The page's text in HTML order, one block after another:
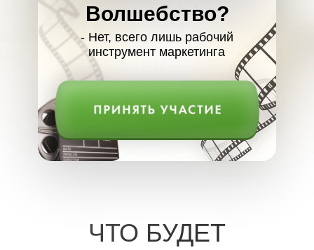
Волшебство?
- Нет, всего лишь рабочий
инструмент маркетинга
ЧТО БУДЕТ